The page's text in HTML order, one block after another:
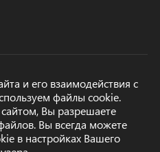
ОТПРАВИТЬ
и его взаимодействия с
файлы cookie.
Вы разрешаете
Вы всегда можете
в настройках Вашего